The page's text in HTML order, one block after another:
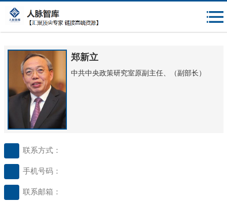
{$mheadqian}
郑新立
中共中央政策研究室原副主任、（副部长）
联系方式：
手机号码：
联系邮箱：